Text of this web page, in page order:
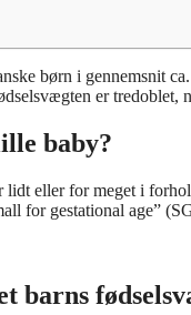
børn i gennemsnit
er tredoblet,
baby?
lidt eller for meget i
for gestational age”
barns